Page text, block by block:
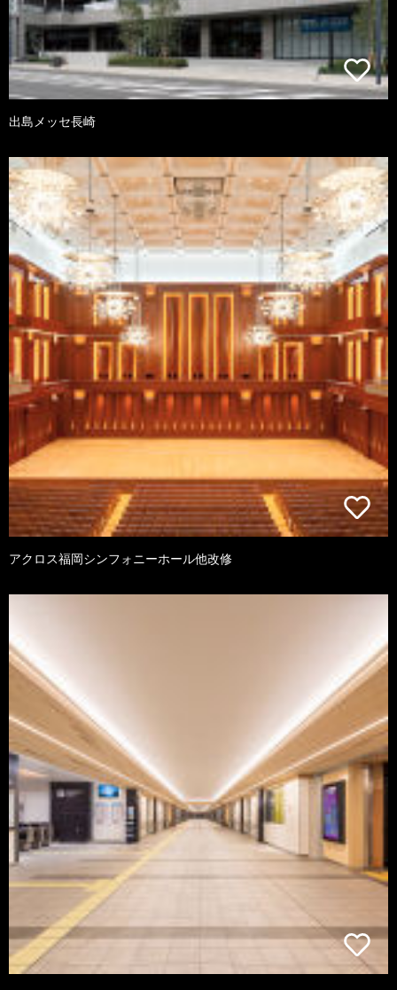
出島メッセ長崎
アクロス福岡シンフォニーホール他改修